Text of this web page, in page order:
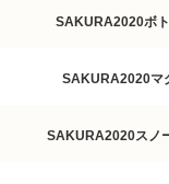
SAKURA2020ボ
SAKURA2020マ
SAKURA2020スノ